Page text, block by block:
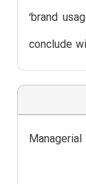
‘brand
conclude